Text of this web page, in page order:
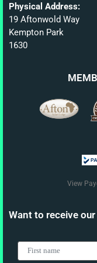
Physical Address:
19 Aftonwold Way
Kempton Park
1630
View
Want to receive